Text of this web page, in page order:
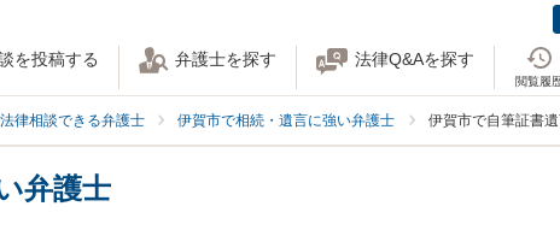
を投稿する 弁護士を探す 法律Q&Aを探す
閲覧履
律相談できる弁護士 伊賀市で相続・遺言に強い弁護士 伊賀市で自筆証書
弁護士